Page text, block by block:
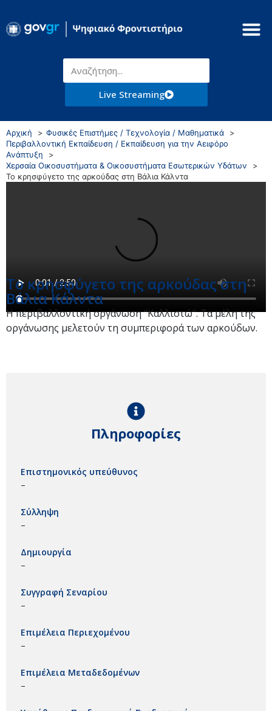
Live Streaming
Αρχική
Φυσικές Επιστήμες / Τεχνολογία / Μαθηματικά
Περιβαλλοντική Εκπαίδευση / Εκπαίδευση για την Αειφόρο
Ανάπτυξη
Χερσαία Οικοσυστήματα & Οικοσυστήματα Εσωτερικών Υδάτων
Το κρησφύγετο της αρκούδας στη Βάλια Κάλντα
Το κρησφύγετο της αρκούδας στη
Βάλια Κάλντα
Η περιβαλλοντική οργάνωση ‘‘Καλλιστώ’’. Τα μέλη της
οργάνωσης μελετούν τη συμπεριφορά των αρκούδων.
Πληροφορίες
Επιστημονικός υπεύθυνος
–
Σύλληψη
–
Δημιουργία
–
Συγγραφή Σεναρίου
–
Επιμέλεια Περιεχομένου
–
Επιμέλεια Μεταδεδομένων
–